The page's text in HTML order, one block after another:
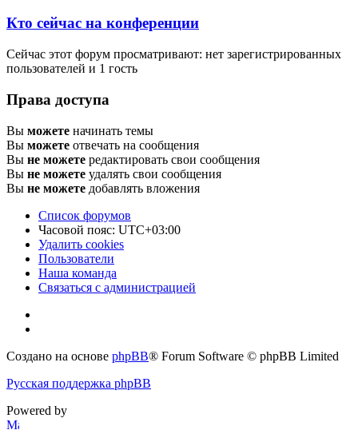
Кто сейчас на конференции
Сейчас этот форум просматривают: нет зарегистрированных
пользователей и 1 гость
Права доступа
Вы можете начинать темы
Вы можете отвечать на сообщения
Вы не можете редактировать свои сообщения
Вы не можете удалять свои сообщения
Вы не можете добавлять вложения
Список форумов
Часовой пояс: UTC+03:00
Удалить cookies
Пользователи
Наша команда
Связаться с администрацией
Создано на основе phpBB® Forum Software © phpBB Limited
Русская поддержка phpBB
Powered by